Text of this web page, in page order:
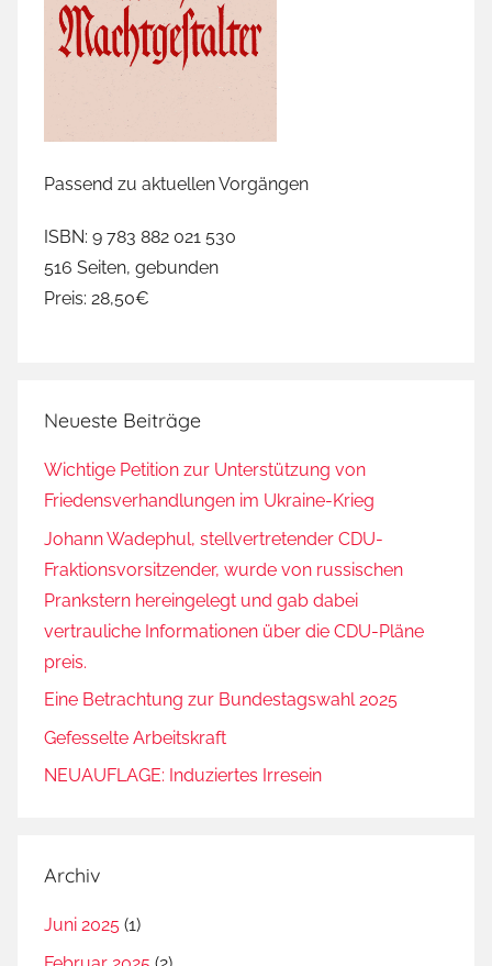
Passend zu aktuellen Vorgängen
ISBN: 9 783 882 021 530
516 Seiten, gebunden
Preis: 28,50€
Neueste Beiträge
Wichtige Petition zur Unterstützung von
Friedensverhandlungen im Ukraine-Krieg
Johann Wadephul, stellvertretender CDU-
Fraktionsvorsitzender, wurde von russischen
Prankstern hereingelegt und gab dabei
vertrauliche Informationen über die CDU-Pläne
preis.
Eine Betrachtung zur Bundestagswahl 2025
Gefesselte Arbeitskraft
NEUAUFLAGE: Induziertes Irresein
Archiv
Juni 2025 (1)